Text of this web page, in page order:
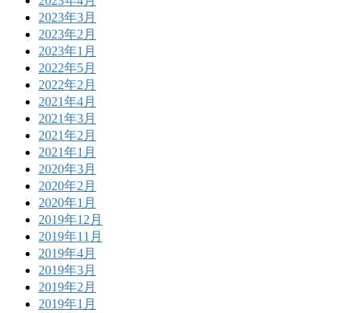
2023年3月
2023年2月
2023年1月
2022年5月
2022年2月
2021年4月
2021年3月
2021年2月
2021年1月
2020年3月
2020年2月
2020年1月
2019年12月
2019年11月
2019年4月
2019年3月
2019年2月
2019年1月